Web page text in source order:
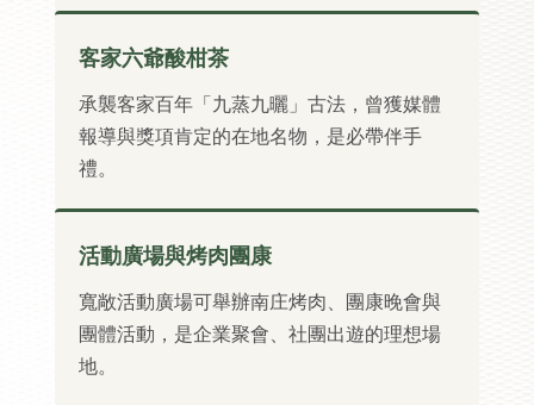
客家六爺酸柑茶
承襲客家百年「九蒸九曬」古法，曾獲媒體
報導與獎項肯定的在地名物，是必帶伴手
禮。
活動廣場與烤肉團康
寬敞活動廣場可舉辦南庄烤肉、團康晚會與
團體活動，是企業聚會、社團出遊的理想場
地。